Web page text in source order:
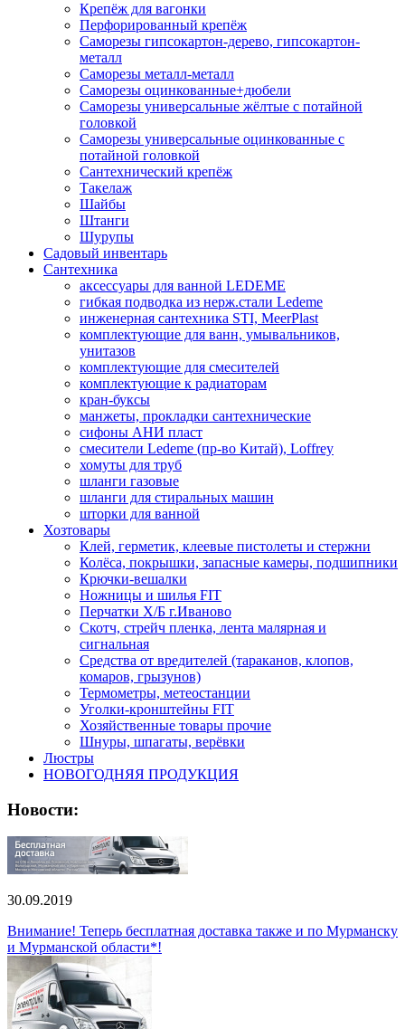
Крепёж для вагонки
Перфорированный крепёж
Саморезы гипсокартон-дерево, гипсокартон-
металл
Саморезы металл-металл
Саморезы оцинкованные+дюбели
Саморезы универсальные жёлтые с потайной
головкой
Саморезы универсальные оцинкованные с
потайной головкой
Сантехнический крепёж
Такелаж
Шайбы
Штанги
Шурупы
Садовый инвентарь
Сантехника
аксессуары для ванной LEDEME
гибкая подводка из нерж.стали Ledeme
инженерная сантехника STI, MeerPlast
комплектующие для ванн, умывальников,
унитазов
комплектующие для смесителей
комплектующие к радиаторам
кран-буксы
манжеты, прокладки сантехнические
сифоны АНИ пласт
смесители Ledeme (пр-во Китай), Loffrey
хомуты для труб
шланги газовые
шланги для стиральных машин
шторки для ванной
Хозтовары
Клей, герметик, клеевые пистолеты и стержни
Колёса, покрышки, запасные камеры, подшипники
Крючки-вешалки
Ножницы и шилья FIT
Перчатки Х/Б г.Иваново
Скотч, стрейч пленка, лента малярная и
сигнальная
Средства от вредителей (тараканов, клопов,
комаров, грызунов)
Термометры, метеостанции
Уголки-кронштейны FIT
Хозяйственные товары прочие
Шнуры, шпагаты, верёвки
Люстры
НОВОГОДНЯЯ ПРОДУКЦИЯ
Новости:
30.09.2019
Внимание! Теперь бесплатная доставка также и по Мурманску
и Мурманской области*!